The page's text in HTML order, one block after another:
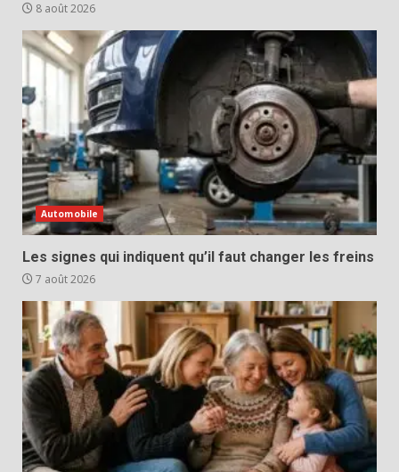
8 août 2026
Automobile
Les signes qui indiquent qu’il faut changer les freins
7 août 2026